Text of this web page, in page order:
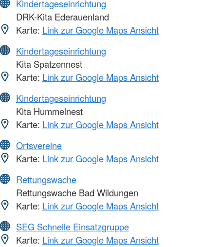
Kindertageseinrichtung
DRK-Kita Ederauenland
Karte: Link zur Google Maps Ansicht
Kindertageseinrichtung
Kita Spatzennest
Karte: Link zur Google Maps Ansicht
Kindertageseinrichtung
Kita Hummelnest
Karte: Link zur Google Maps Ansicht
Ortsvereine
Karte: Link zur Google Maps Ansicht
Rettungswache
Rettungswache Bad Wildungen
Karte: Link zur Google Maps Ansicht
SEG Schnelle Einsatzgruppe
Karte: Link zur Google Maps Ansicht